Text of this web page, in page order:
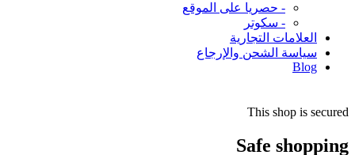
- حصريا على الموقع
- سكوتر
العلامات التجارية
سياسة الشحن والإرجاع
Blog
This shop is secured
Safe shopping